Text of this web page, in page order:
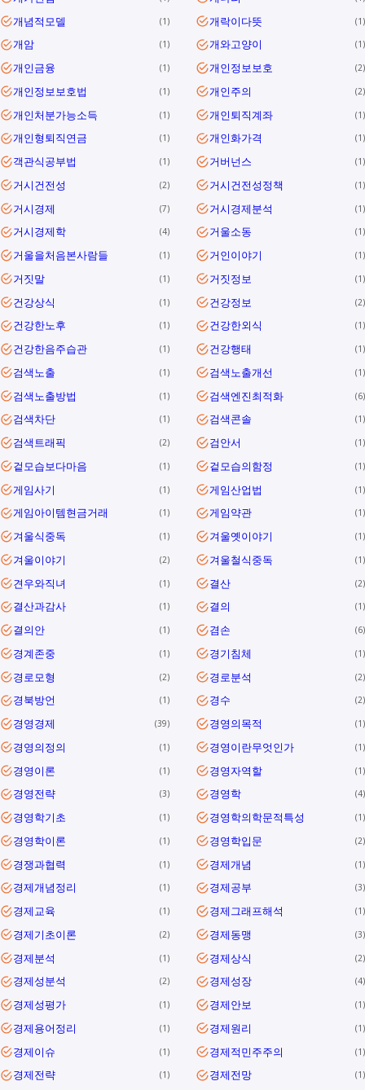
개념적모델 1 개락이다뜻 1
개암 1 개와고양이 1
개인금융 1 개인정보보호 2
개인정보보호법 1 개인주의 2
개인처분가능소득 1 개인퇴직계좌 1
개인형퇴직연금 1 개인화가격 1
객관식공부법 1 거버넌스 1
거시건전성 2 거시건전성정책 1
거시경제 7 거시경제분석 1
거시경제학 4 거울소동 1
거울을처음본사람들 1 거인이야기 1
거짓말 1 거짓정보 1
건강상식 1 건강정보 2
건강한노후 1 건강한외식 1
건강한음주습관 1 건강행태 1
검색노출 1 검색노출개선 1
검색노출방법 1 검색엔진최적화 6
검색차단 1 검색콘솔 1
검색트래픽 2 검안서 1
겉모습보다마음 1 겉모습의함정 1
게임사기 1 게임산업법 1
게임아이템현금거래 1 게임약관 1
겨울식중독 1 겨울옛이야기 1
겨울이야기 2 겨울철식중독 1
견우와직녀 1 결산 2
결산과감사 1 결의 1
결의안 1 겸손 6
경계존중 1 경기침체 1
경로모형 2 경로분석 2
경북방언 1 경수 2
경영경제 39 경영의목적 1
경영의정의 1 경영이란무엇인가 1
경영이론 1 경영자역할 1
경영전략 3 경영학 4
경영학기초 1 경영학의학문적특성 1
경영학이론 1 경영학입문 2
경쟁과협력 1 경제개념 1
경제개념정리 1 경제공부 3
경제교육 1 경제그래프해석 1
경제기초이론 2 경제동맹 3
경제분석 1 경제상식 2
경제성분석 2 경제성장 4
경제성평가 1 경제안보 1
경제용어정리 1 경제원리 1
경제이슈 1 경제적민주주의 1
경제전략 1 경제전망 1